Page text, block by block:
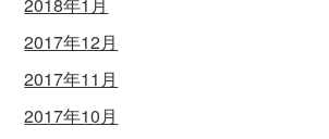
2018年1月
2017年12月
2017年11月
2017年10月